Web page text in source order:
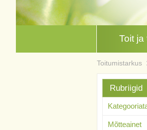
Toit ja
Toitumistarkus
Rubriigid
Mõtteainet